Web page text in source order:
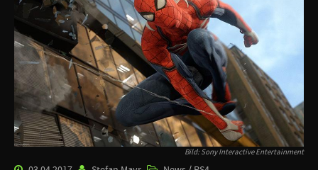
Bild: Sony Interactive Entertainment